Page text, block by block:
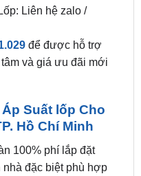
để được hỗ trợ
và giá ưu đãi mới
Suất lốp Cho
100% phí lắp đặt
đặc biệt phù hợp
không có thời
xe. Với đội ngũ kỹ